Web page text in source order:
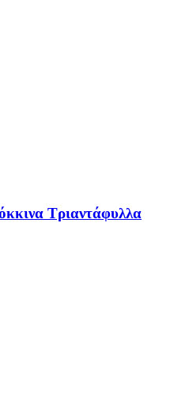
Τριαντάφυλλα